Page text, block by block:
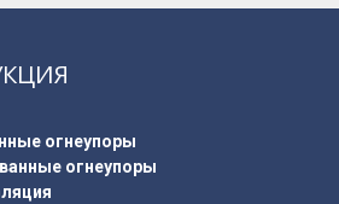
огнеупоры
огнеупоры